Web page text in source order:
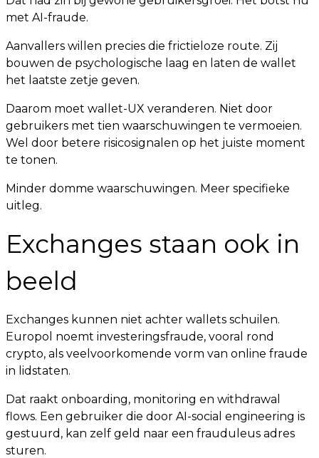
met AI-fraude.
Aanvallers willen precies die frictieloze route. Zij
bouwen de psychologische laag en laten de wallet
het laatste zetje geven.
Daarom moet wallet-UX veranderen. Niet door
gebruikers met tien waarschuwingen te vermoeien.
Wel door betere risicosignalen op het juiste moment
te tonen.
Minder domme waarschuwingen. Meer specifieke
uitleg.
Exchanges staan ook in
beeld
Exchanges kunnen niet achter wallets schuilen.
Europol noemt investeringsfraude, vooral rond
crypto, als veelvoorkomende vorm van online fraude
in lidstaten.
Dat raakt onboarding, monitoring en withdrawal
flows. Een gebruiker die door AI-social engineering is
gestuurd, kan zelf geld naar een frauduleus adres
sturen.